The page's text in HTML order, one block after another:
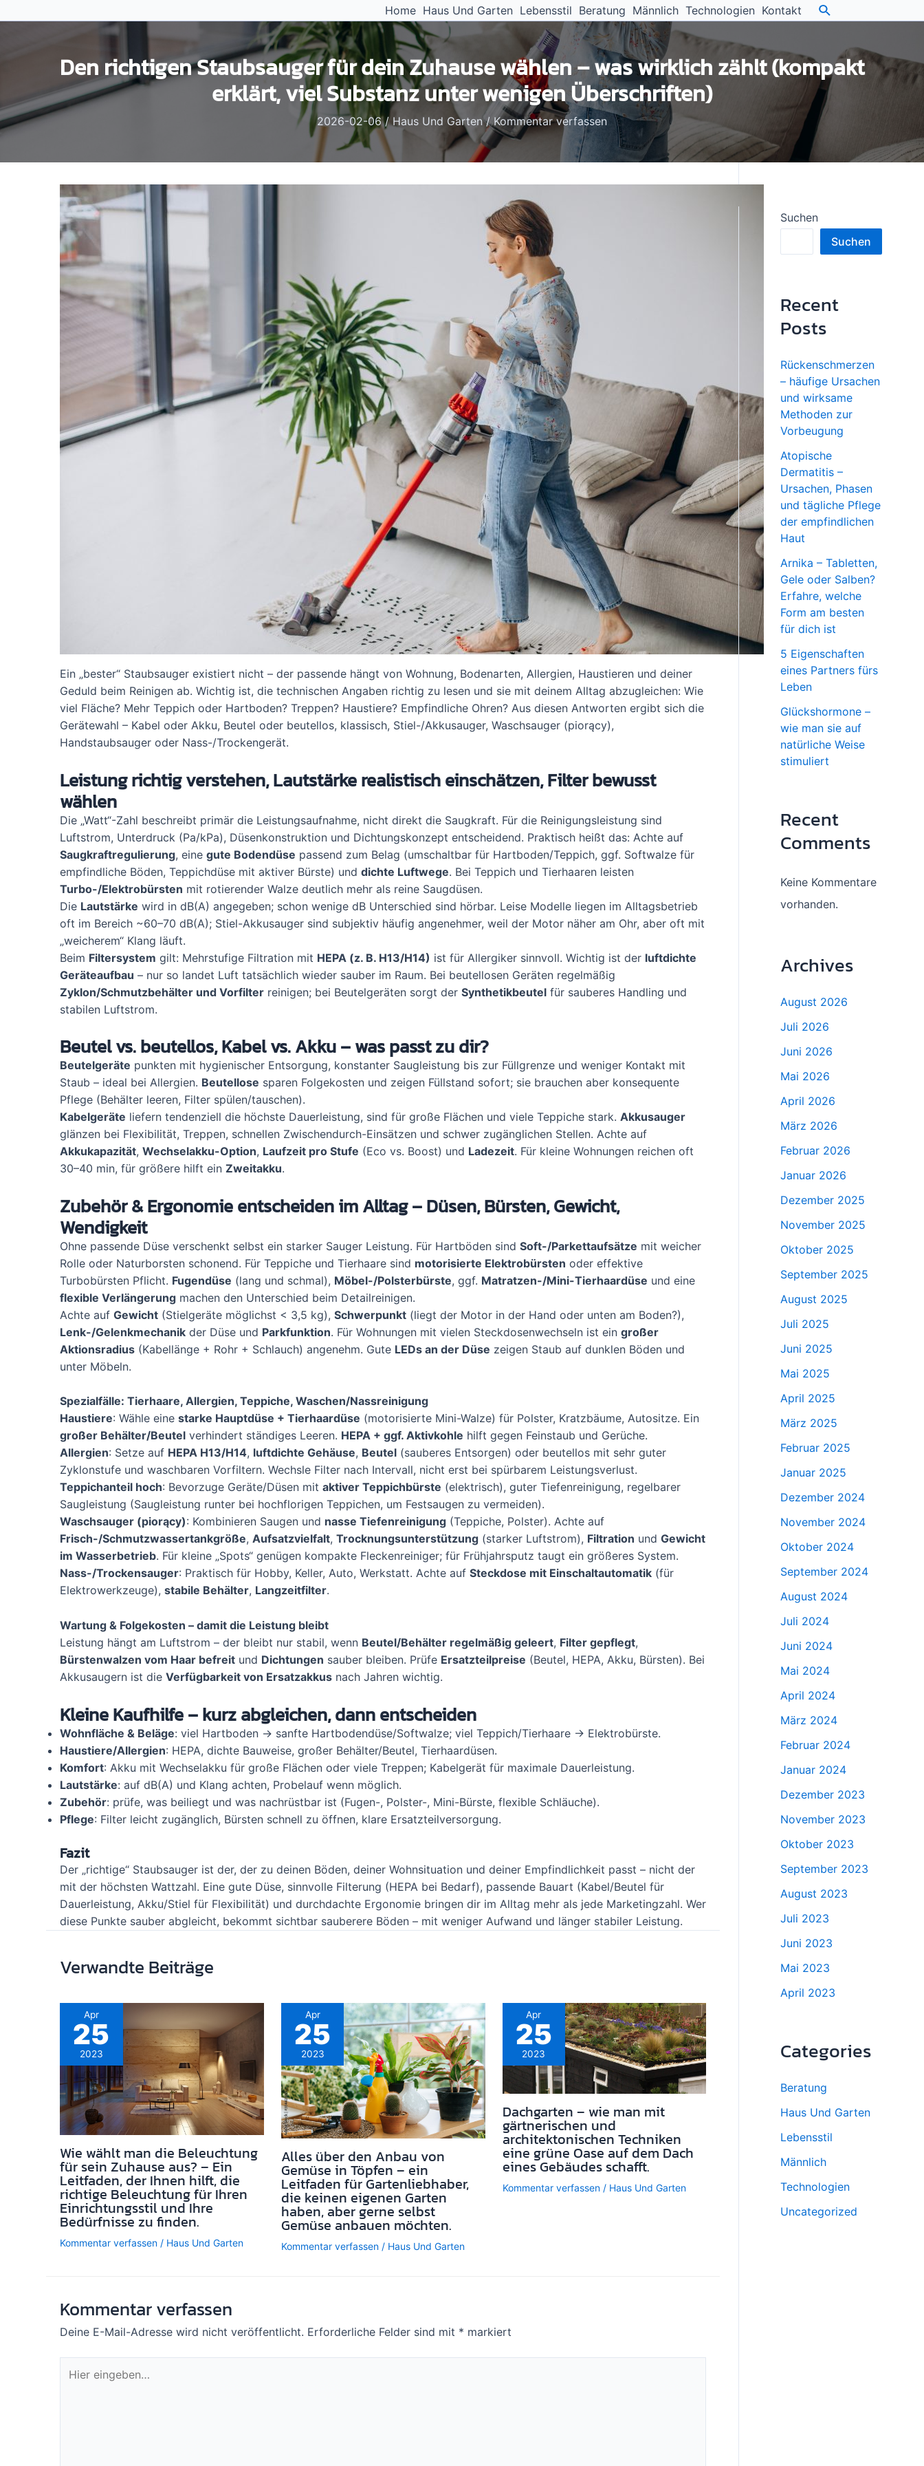
Inhalt
Home Haus Und Garten Lebensstil Beratung Männlich Technologien Kontakt
Den richtigen Staubsauger für dein Zuhause wählen – was wirklich zählt (kompakt
erklärt, viel Substanz unter wenigen Überschriften)
2026-02-06/Haus Und Garten/Kommentar verfassen
Ein „bester“ Staubsauger existiert nicht – der passende hängt von Wohnung, Bodenarten, Allergien, Haustieren und deiner
Geduld beim Reinigen ab. Wichtig ist, die technischen Angaben richtig zu lesen und sie mit deinem Alltag abzugleichen: Wie
viel Fläche? Mehr Teppich oder Hartboden? Treppen? Haustiere? Empfindliche Ohren? Aus diesen Antworten ergibt sich die
Gerätewahl – Kabel oder Akku, Beutel oder beutellos, klassisch, Stiel-/Akkusauger, Waschsauger (piorący),
Handstaubsauger oder Nass-/Trockengerät.
Leistung richtig verstehen, Lautstärke realistisch einschätzen, Filter bewusst
wählen
Die „Watt“-Zahl beschreibt primär die Leistungsaufnahme, nicht direkt die Saugkraft. Für die Reinigungsleistung sind
Luftstrom, Unterdruck (Pa/kPa), Düsenkonstruktion und Dichtungskonzept entscheidend. Praktisch heißt das: Achte auf
Saugkraftregulierung, einegute Bodendüse passend zum Belag (umschaltbar für Hartboden/Teppich, ggf. Softwalze für
empfindliche Böden, Teppichdüse mit aktiver Bürste) unddichte Luftwege. Bei Teppich und Tierhaaren leisten
Turbo-/Elektrobürsten mit rotierender Walze deutlich mehr als reine Saugdüsen.
Die Lautstärke wird in dB(A) angegeben; schon wenige dB Unterschied sind hörbar. Leise Modelle liegen im Alltagsbetrieb
oft im Bereich ~60–70 dB(A); Stiel-Akkusauger sind subjektiv häufig angenehmer, weil der Motor näher am Ohr, aber oft mit
„weicherem“ Klang läuft.
Beim Filtersystem gilt: Mehrstufige Filtration mit HEPA (z. B. H13/H14) ist für Allergiker sinnvoll. Wichtig ist der luftdichte
Geräteaufbau – nur so landet Luft tatsächlich wieder sauber im Raum. Bei beutellosen Geräten regelmäßig
Zyklon/Schmutzbehälter und Vorfilter reinigen; bei Beutelgeräten sorgt derSynthetikbeutel für sauberes Handling und
stabilen Luftstrom.
Beutel vs. beutellos, Kabel vs. Akku – was passt zu dir?
Beutelgeräte punkten mit hygienischer Entsorgung, konstanter Saugleistung bis zur Füllgrenze und weniger Kontakt mit
Staub – ideal bei Allergien. Beutellose sparen Folgekosten und zeigen Füllstand sofort; sie brauchen aber konsequente
Pflege (Behälter leeren, Filter spülen/tauschen).
Kabelgeräte liefern tendenziell die höchste Dauerleistung, sind für große Flächen und viele Teppiche stark.Akkusauger
glänzen bei Flexibilität, Treppen, schnellen Zwischendurch-Einsätzen und schwer zugänglichen Stellen. Achte auf
Akkukapazität,Wechselakku-Option, Laufzeit pro Stufe (Eco vs. Boost) und Ladezeit. Für kleine Wohnungen reichen oft
30–40 min, für größere hilft einZweitakku.
Zubehör & Ergonomie entscheiden im Alltag – Düsen, Bürsten, Gewicht,
Wendigkeit
Ohne passende Düse verschenkt selbst ein starker Sauger Leistung. Für Hartböden sindSoft-/Parkettaufsätze mit weicher
Rolle oder Naturborsten schonend. Für Teppiche und Tierhaare sind motorisierte Elektrobürsten oder effektive
Turbobürsten Pflicht. Fugendüse (lang und schmal), Möbel-/Polsterbürste, ggf. Matratzen-/Mini-Tierhaardüse und eine
flexible Verlängerung machen den Unterschied beim Detailreinigen.
Achte aufGewicht (Stielgeräte möglichst < 3,5 kg),Schwerpunkt (liegt der Motor in der Hand oder unten am Boden?),
Lenk-/Gelenkmechanik der Düse und Parkfunktion. Für Wohnungen mit vielen Steckdosenwechseln ist eingroßer
Aktionsradius (Kabellänge + Rohr + Schlauch) angenehm. Gute LEDs an der Düse zeigen Staub auf dunklen Böden und
unter Möbeln.
Spezialfälle: Tierhaare, Allergien, Teppiche, Waschen/Nassreinigung
Haustiere: Wähle einestarke Hauptdüse + Tierhaardüse (motorisierte Mini-Walze) für Polster, Kratzbäume, Autositze. Ein
großer Behälter/Beutel verhindert ständiges Leeren. HEPA + ggf. Aktivkohle hilft gegen Feinstaub und Gerüche.
Allergien: Setze auf HEPA H13/H14, luftdichte Gehäuse, Beutel (sauberes Entsorgen) oder beutellos mit sehr guter
Zyklonstufe und waschbaren Vorfiltern. Wechsle Filter nach Intervall, nicht erst bei spürbarem Leistungsverlust.
Teppichanteil hoch: Bevorzuge Geräte/Düsen mitaktiver Teppichbürste (elektrisch), guter Tiefenreinigung, regelbarer
Saugleistung (Saugleistung runter bei hochflorigen Teppichen, um Festsaugen zu vermeiden).
Waschsauger (piorący): Kombinieren Saugen und nasse Tiefenreinigung (Teppiche, Polster). Achte auf
Frisch-/Schmutzwassertankgröße,Aufsatzvielfalt,Trocknungsunterstützung (starker Luftstrom), Filtration undGewicht
im Wasserbetrieb. Für kleine „Spots“ genügen kompakte Fleckenreiniger; für Frühjahrsputz taugt ein größeres System.
Nass-/Trockensauger: Praktisch für Hobby, Keller, Auto, Werkstatt. Achte aufSteckdose mit Einschaltautomatik (für
Elektrowerkzeuge),stabile Behälter, Langzeitfilter.
Wartung & Folgekosten – damit die Leistung bleibt
Leistung hängt am Luftstrom – der bleibt nur stabil, wenn Beutel/Behälter regelmäßig geleert, Filter gepflegt,
Bürstenwalzen vom Haar befreit und Dichtungen sauber bleiben. Prüfe Ersatzteilpreise (Beutel, HEPA, Akku, Bürsten). Bei
Akkusaugern ist dieVerfügbarkeit von Ersatzakkus nach Jahren wichtig.
Kleine Kaufhilfe – kurz abgleichen, dann entscheiden
Wohnfläche & Beläge: viel Hartboden → sanfte Hartbodendüse/Softwalze; viel Teppich/Tierhaare → Elektrobürste.
Haustiere/Allergien: HEPA, dichte Bauweise, großer Behälter/Beutel, Tierhaardüsen.
Komfort: Akku mit Wechselakku für große Flächen oder viele Treppen; Kabelgerät für maximale Dauerleistung.
Lautstärke: auf dB(A) und Klang achten, Probelauf wenn möglich.
Zubehör: prüfe, was beiliegt und was nachrüstbar ist (Fugen-, Polster-, Mini-Bürste, flexible Schläuche).
Pflege: Filter leicht zugänglich, Bürsten schnell zu öffnen, klare Ersatzteilversorgung.
Fazit
Der „richtige“ Staubsauger ist der, der zu deinen Böden, deiner Wohnsituation und deiner Empfindlichkeit passt – nicht der
mit der höchsten Wattzahl. Eine gute Düse, sinnvolle Filterung (HEPA bei Bedarf), passende Bauart (Kabel/Beutel für
Dauerleistung, Akku/Stiel für Flexibilität) und durchdachte Ergonomie bringen dir im Alltag mehr als jede Marketingzahl. Wer
diese Punkte sauber abgleicht, bekommt sichtbar sauberere Böden – mit weniger Aufwand und länger stabiler Leistung.
Verwandte Beiträge
Apr
25
2023
Wie wählt man die Beleuchtung
für sein Zuhause aus? – Ein
Leitfaden, der Ihnen hilft, die
richtige Beleuchtung für Ihren
Einrichtungsstil und Ihre
Bedürfnisse zu finden.
Kommentar verfassen / Haus Und Garten
Apr
25
2023
Alles über den Anbau von
Gemüse in Töpfen – ein
Leitfaden für Gartenliebhaber,
die keinen eigenen Garten
haben, aber gerne selbst
Gemüse anbauen möchten.
Kommentar verfassen / Haus Und Garten
Apr
25
2023
Dachgarten – wie man mit
gärtnerischen und
architektonischen Techniken
eine grüne Oase auf dem Dach
eines Gebäudes schafft.
Kommentar verfassen / Haus Und Garten
Kommentar verfassen
Deine E-Mail-Adresse wird nicht veröffentlicht. Erforderliche Felder sind mit * markiert
eingeben…
Suchen
Suchen
Recent
Posts
Rückenschmerzen
– häufige Ursachen
und wirksame
Methoden zur
Vorbeugung
Atopische
Dermatitis –
Ursachen, Phasen
und tägliche Pflege
der empfindlichen
Haut
Arnika – Tabletten,
Gele oder Salben?
Erfahre, welche
Form am besten
für dich ist
5 Eigenschaften
eines Partners fürs
Leben
Glückshormone –
wie man sie auf
natürliche Weise
stimuliert
Recent
Comments
Keine Kommentare
vorhanden.
Archives
August 2026
Juli 2026
Juni 2026
Mai 2026
April 2026
März 2026
Februar 2026
Januar 2026
Dezember 2025
November 2025
Oktober 2025
September 2025
August 2025
Juli 2025
Juni 2025
Mai 2025
April 2025
März 2025
Februar 2025
Januar 2025
Dezember 2024
November 2024
Oktober 2024
September 2024
August 2024
Juli 2024
Juni 2024
Mai 2024
April 2024
März 2024
Februar 2024
Januar 2024
Dezember 2023
November 2023
Oktober 2023
September 2023
August 2023
Juli 2023
Juni 2023
Mai 2023
April 2023
Categories
Beratung
Haus Und Garten
Lebensstil
Männlich
Technologien
Uncategorized